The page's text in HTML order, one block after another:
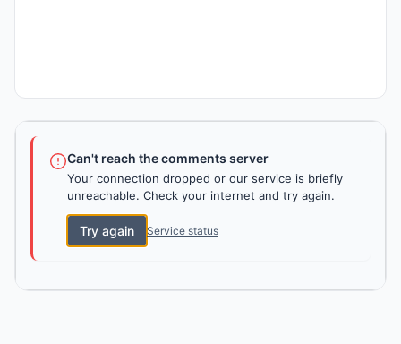
Can't reach the comments server
Your connection dropped or our service is briefly
unreachable. Check your internet and try again.
Try again Service status